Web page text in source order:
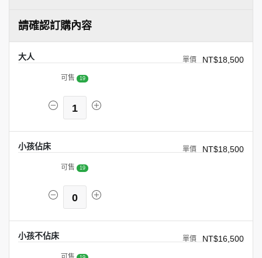
請確認訂購內容
大人 NT$18,500
可售 19
1
小孩佔床 NT$18,500
可售 19
0
小孩不佔床 NT$16,500